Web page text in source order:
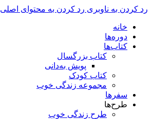
رد کردن به ناوبری رد کردن به محتوای اصلی
خانه
دوره‌ها
کتاب‌ها
کتاب بزرگسال
پویش به‌دانی
کتاب کودک
مجموعه زندگی خوب
سفرها
طرح‌ها
طرح زندگی خوب